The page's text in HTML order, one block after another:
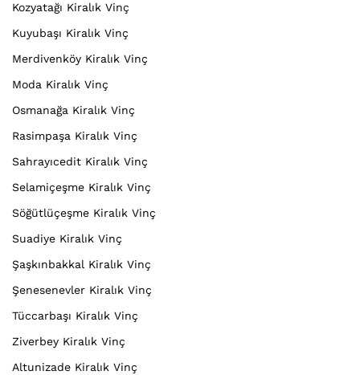
Kozyatağı Kiralık Vinç
Kuyubaşı Kiralık Vinç
Merdivenköy Kiralık Vinç
Moda Kiralık Vinç
Osmanağa Kiralık Vinç
Rasimpaşa Kiralık Vinç
Sahrayıcedit Kiralık Vinç
Selamiçeşme Kiralık Vinç
Söğütlüçeşme Kiralık Vinç
Suadiye Kiralık Vinç
Şaşkınbakkal Kiralık Vinç
Şenesenevler Kiralık Vinç
Tüccarbaşı Kiralık Vinç
Ziverbey Kiralık Vinç
Altunizade Kiralık Vinç